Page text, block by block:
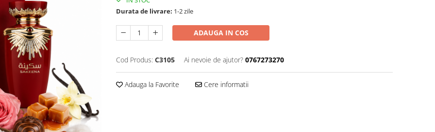
Durata de livrare: 1-2 zile
ADAUGA IN COS
Cod Produs: C3105 Ai nevoie de ajutor? 0767273270
Adauga la Favorite Cere informatii